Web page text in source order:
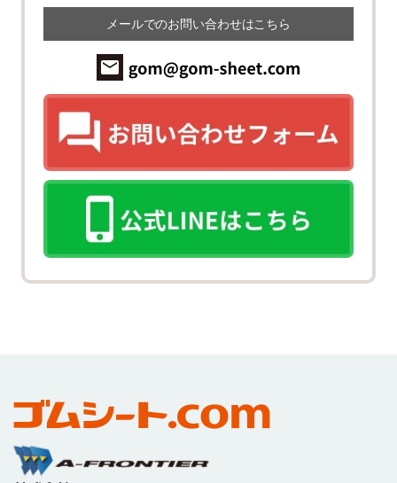
メールでのお問い合わせはこちら